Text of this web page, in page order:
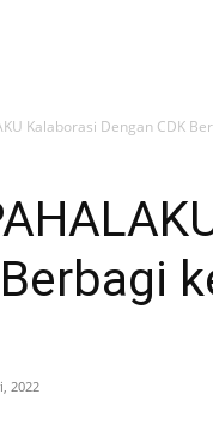
Kalaborasi Dengan CDK
2022